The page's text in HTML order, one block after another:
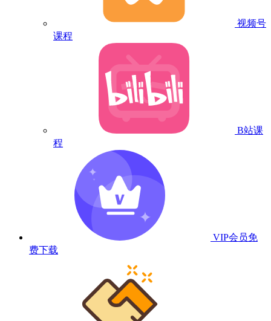
视频号
课程
B站课
程
VIP会员免
费下载